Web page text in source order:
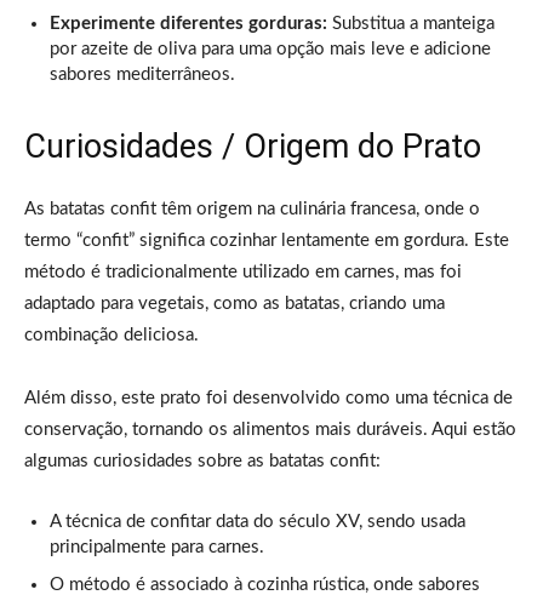
Experimente diferentes gorduras: Substitua a manteiga
por azeite de oliva para uma opção mais leve e adicione
sabores mediterrâneos.
Curiosidades / Origem do Prato
As batatas confit têm origem na culinária francesa, onde o
termo “confit” significa cozinhar lentamente em gordura. Este
método é tradicionalmente utilizado em carnes, mas foi
adaptado para vegetais, como as batatas, criando uma
combinação deliciosa.
Além disso, este prato foi desenvolvido como uma técnica de
conservação, tornando os alimentos mais duráveis. Aqui estão
algumas curiosidades sobre as batatas confit:
A técnica de confitar data do século XV, sendo usada
principalmente para carnes.
O método é associado à cozinha rústica, onde sabores